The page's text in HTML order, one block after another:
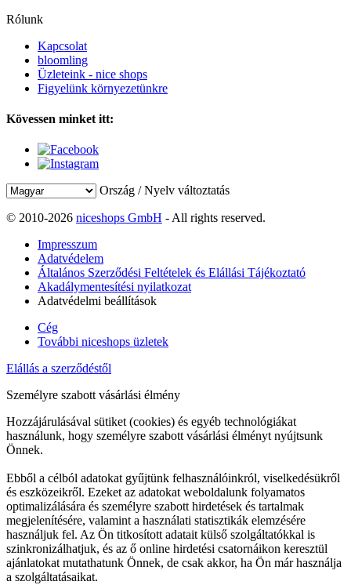
Rólunk
Kapcsolat
bloomling
Üzleteink - nice shops
Figyelünk környezetünkre
Kövessen minket itt:
Ország / Nyelv változtatás
© 2010-2026 niceshops GmbH - All rights reserved.
Impresszum
Adatvédelem
Általános Szerződési Feltételek és Elállási Tájékoztató
Akadálymentesítési nyilatkozat
Adatvédelmi beállítások
Cég
További niceshops üzletek
Elállás a szerződéstől
Személyre szabott vásárlási élmény
Hozzájárulásával sütiket (cookies) és egyéb technológiákat
használunk, hogy személyre szabott vásárlási élményt nyújtsunk
Önnek.
Ebből a célból adatokat gyűjtünk felhasználóinkról, viselkedésükről
és eszközeikről. Ezeket az adatokat weboldalunk folyamatos
optimalizálására és személyre szabott hirdetések és tartalmak
megjelenítésére, valamint a használati statisztikák elemzésére
használjuk fel. Az Ön titkosított adatait külső szolgáltatókkal is
szinkronizálhatjuk, és az ő online hirdetési csatornáikon keresztül
ajánlatokat mutathatunk Önnek, de csak akkor, ha Ön már használja
a szolgáltatásaikat.